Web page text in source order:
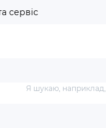
сервіс
Я шукаю, наприклад,